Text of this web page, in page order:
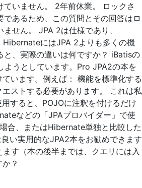
いません。 2年前休業。 ロックさ
あるため、この質問とその回答はロ
せん。 JPA 2は仕様であり、
にはJPA 2よりも多くの機
、実際の違いは何ですか？ iBatisの
うとしています。Pro JPA2の本を
います。例えば： 機能を標準化する
ストする必要があります。 これは私
すると、POJOに注釈を付けるだけ
などの「JPAプロバイダー」で使
合、またはHibernate単独と比較した
い実用的なJPA2本をお勧めできます
す（本の後半までは、クエリには入
？